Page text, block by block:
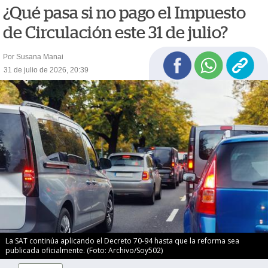
¿Qué pasa si no pago el Impuesto
de Circulación este 31 de julio?
Por Susana Manai
31 de julio de 2026, 20:39
La SAT continúa aplicando el Decreto 70-94 hasta que la reforma sea
publicada oficialmente. (Foto: Archivo/Soy502)